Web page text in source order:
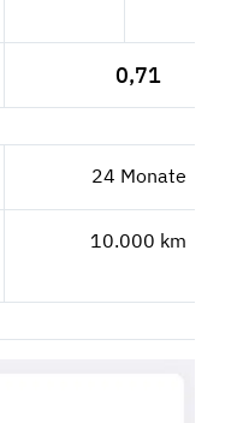
0,71
24 Monate
10.000 km